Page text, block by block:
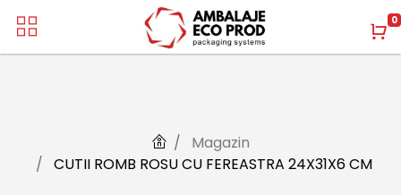
0
Magazin
CUTII ROMB ROSU CU FEREASTRA 24X31X6 CM